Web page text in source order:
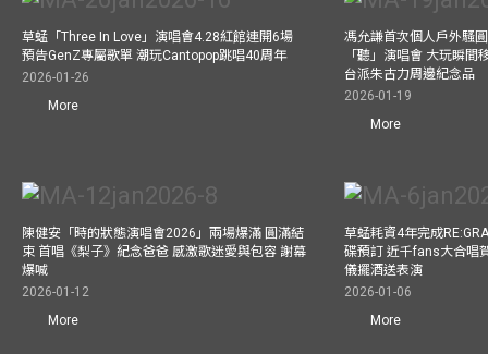
草蜢「Three In Love」演唱會4.28紅館連開6場
預告GenZ專屬歌單 潮玩Cantopop跳唱40周年
2026-01-26
More
馮允謙首次個人戶外騷
「聽」演唱會 大玩瞬
台派朱古力周邊紀念品
2026-01-19
More
陳健安「時的狀態演唱會2026」兩場爆滿 圓滿結
束 首唱《梨子》紀念爸爸 感激歌迷愛與包容 謝幕
爆喊
2026-01-12
More
草蜢耗資4年完成
碟預訂 近千fans大合唱
儀擺酒送表演
2026-01-06
More